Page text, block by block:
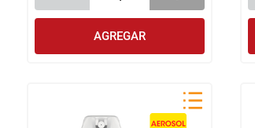
AGREGAR